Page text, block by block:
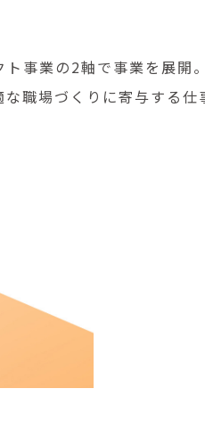
事業の2軸で事業を展開。
職場づくりに寄与する仕